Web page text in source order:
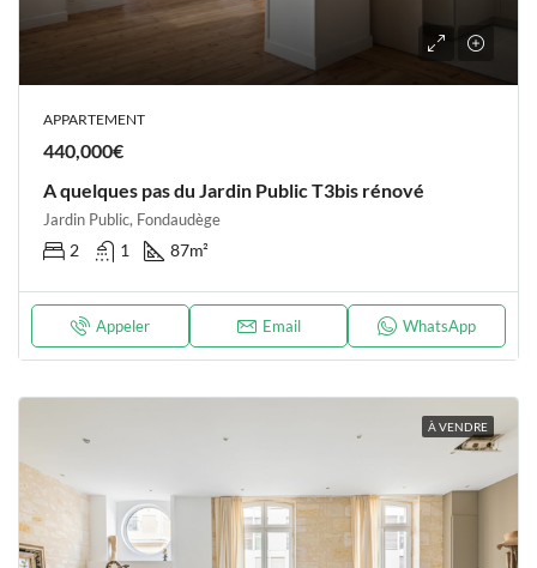
APPARTEMENT
440,000€
A quelques pas du Jardin Public T3bis rénové
Jardin Public, Fondaudège
2 1 87m²
Appeler Email WhatsApp
À VENDRE